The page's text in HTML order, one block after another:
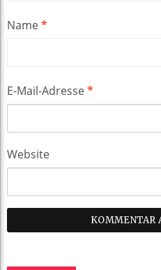
Name*
E-Mail-Adresse*
Website